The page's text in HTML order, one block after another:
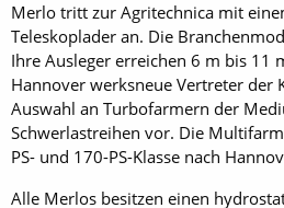
Merlo tritt zur Agritechnica mit
Teleskoplader an. Die
Ihre Ausleger erreichen 6 m bis 11
Hannover werksneue Vertreter der
Auswahl an Turbofarmern der
Schwerlastreihen vor. Die
PS- und 170-PS-Klasse nach
Alle Merlos besitzen einen